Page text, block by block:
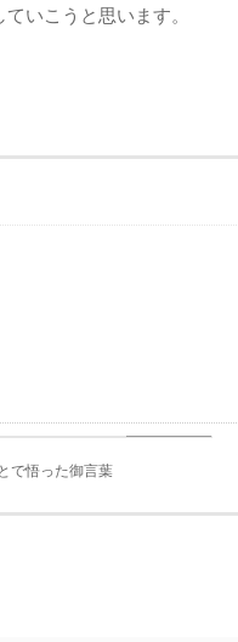
いこうと思います。
で悟った御言葉